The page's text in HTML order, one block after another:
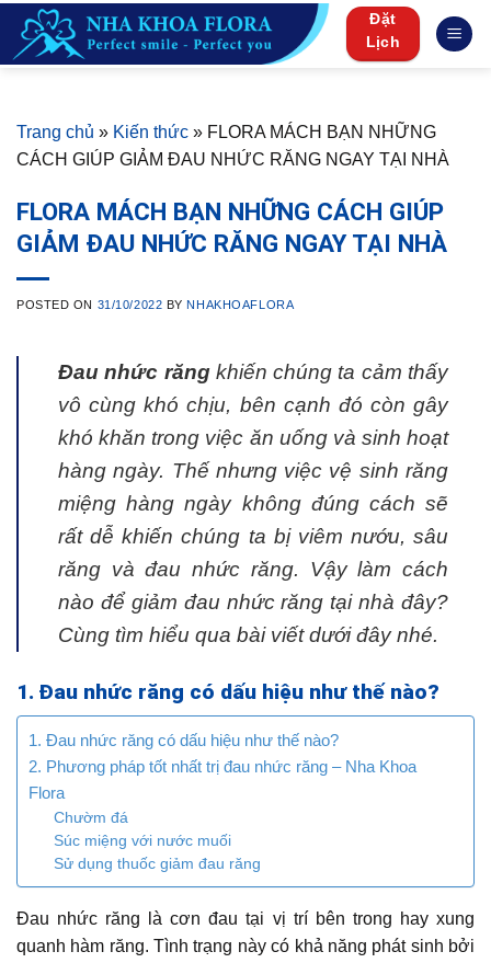
content
Đặt
Lịch
Trang chủ » Kiến thức » FLORA MÁCH BẠN NHỮNG
CÁCH GIÚP GIẢM ĐAU NHỨC RĂNG NGAY TẠI NHÀ
FLORA MÁCH BẠN NHỮNG CÁCH GIÚP
GIẢM ĐAU NHỨC RĂNG NGAY TẠI NHÀ
POSTED ON 31/10/2022 BYNHAKHOAFLORA
Đau nhức răngkhiến chúng ta cảm thấy
vô cùng khó chịu, bên cạnh đó còn gây
khó khăn trong việc ăn uống và sinh hoạt
hàng ngày. Thế nhưng việc vệ sinh răng
miệng hàng ngày không đúng cách sẽ
rất dễ khiến chúng ta bị viêm nướu, sâu
răng và đau nhức răng. Vậy làm cách
nào để giảm đau nhức răng tại nhà đây?
Cùng tìm hiểu qua bài viết dưới đây nhé.
1. Đau nhức răng có dấu hiệu như thế nào?
1. Đau nhức răng có dấu hiệu như thế nào?
2. Phương pháp tốt nhất trị đau nhức răng – Nha Khoa
Flora
Chườm đá
Súc miệng với nước muối
Sử dụng thuốc giảm đau răng
Đau nhức răng là cơn đau tại vị trí bên trong hay xung
quanh hàm răng. Tình trạng này có khả năng phát sinh bởi